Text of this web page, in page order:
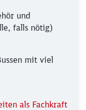
und
falls nötig)
mit viel
als Fachkraft